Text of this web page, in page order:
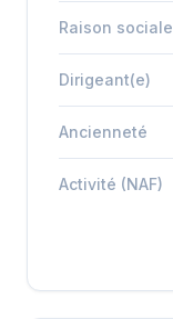
Raison sociale
Dirigeant(e)
Ancienneté
Activité (NAF)